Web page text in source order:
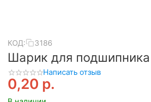
КОД: 3186
Шарик для
Написать отзыв
0,20 р.